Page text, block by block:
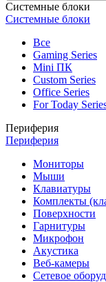
Системные блоки
Системные блоки
Все
Gaming Series
Mini ПК
Custom Series
Office Series
For Today
Периферия
Периферия
Мониторы
Мыши
Клавиатуры
Комплекты
Поверхности
Гарнитуры
Микрофон
Акустика
Веб-камеры
Сетевое